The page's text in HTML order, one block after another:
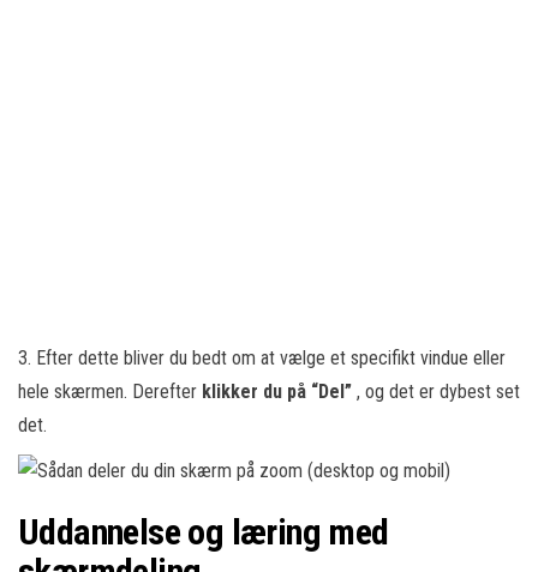
3. Efter dette bliver du bedt om at vælge et specifikt vindue eller
hele skærmen. Derefter klikker du på “Del” , og det er dybest set
det.
Uddannelse og læring med